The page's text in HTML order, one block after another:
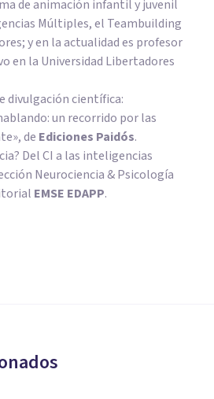
de animación infantil y juvenil
Múltiples, el Teambuilding
y en la actualidad es profesor
en la Universidad Libertadores
divulgación científica:
un recorrido por las
, de Ediciones Paidós.
Del CI a las inteligencias
Neurociencia & Psicología
EMSE EDAPP.
de futuro